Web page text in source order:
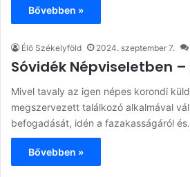
Bővebben »
Élő Székelyföld 2024. szeptember 7.
Sóvidék Népviseletben
Mivel tavaly az igen népes korondi
megszervezett találkozó alkalmával
befogadását, idén a fazakasságáról
Bővebben »